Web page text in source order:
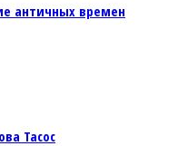
античных времен
Тасос